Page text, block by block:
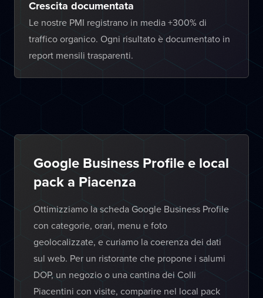
Crescita documentata
Le nostre PMI registrano in media +300% di
traffico organico. Ogni risultato è documentato in
report mensili trasparenti.
Google Business Profile e local
pack a Piacenza
Ottimizziamo la scheda Google Business Profile
con categorie, orari, menu e foto
geolocalizzate, e curiamo la coerenza dei dati
sul web. Per un ristorante che propone i salumi
DOP, un negozio o una cantina dei Colli
Piacentini con visite, comparire nel local pack